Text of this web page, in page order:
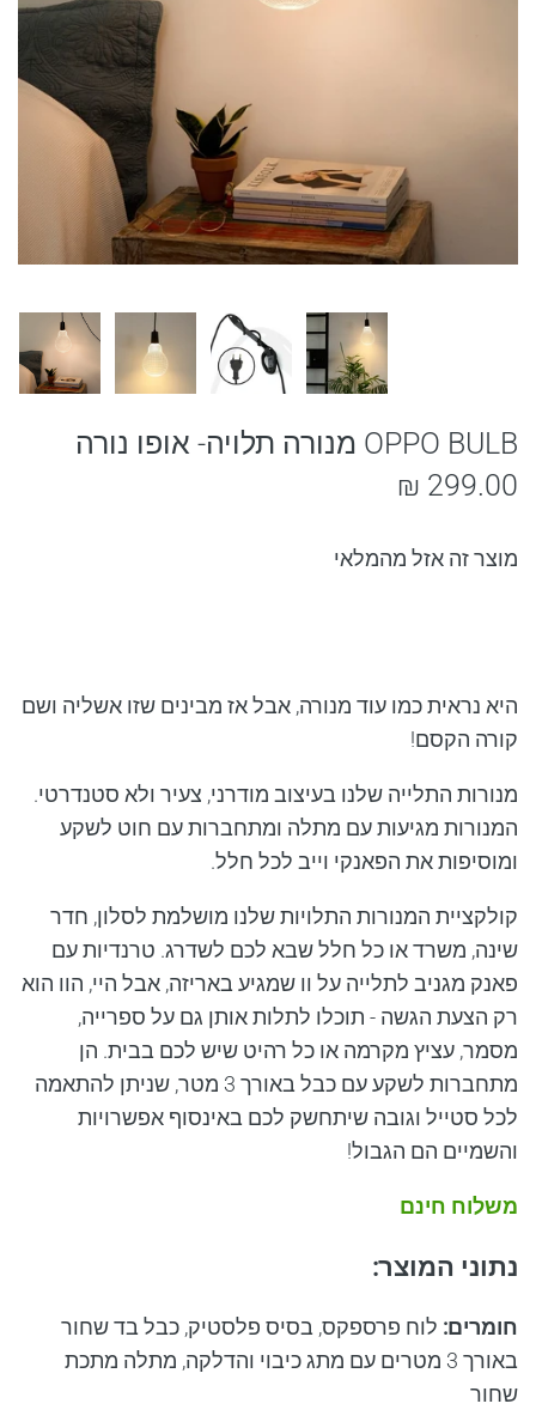
OPPO BULB מנורה תלויה- אופו נורה
299.00 ₪
מוצר זה אזל מהמלאי
היא נראית כמו עוד מנורה, אבל אז מבינים שזו אשליה ושם
קורה הקסם!
מנורות התלייה שלנו בעיצוב מודרני, צעיר ולא סטנדרטי.
המנורות מגיעות עם מתלה ומתחברות עם חוט לשקע
ומוסיפות את הפאנקי וייב לכל חלל.
קולקציית המנורות התלויות שלנו מושלמת לסלון, חדר
שינה, משרד או כל חלל שבא לכם לשדרג. טרנדיות עם
פאנק מגניב לתלייה על וו שמגיע באריזה, אבל היי, הוו הוא
רק הצעת הגשה - תוכלו לתלות אותן גם על ספרייה,
מסמר, עציץ מקרמה או כל רהיט שיש לכם בבית. הן
מתחברות לשקע עם כבל באורך 3 מטר, שניתן להתאמה
לכל סטייל וגובה שיתחשק לכם באינסוף אפשרויות
והשמיים הם הגבול!
משלוח חינם
נתוני המוצר:
חומרים: לוח פרספקס, בסיס פלסטיק, כבל בד שחור
באורך 3 מטרים עם מתג כיבוי והדלקה, מתלה מתכת
שחור